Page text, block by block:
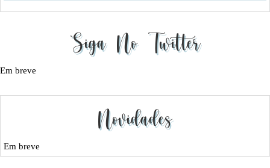
Siga No Twitter
Em breve
Novidades
Em breve